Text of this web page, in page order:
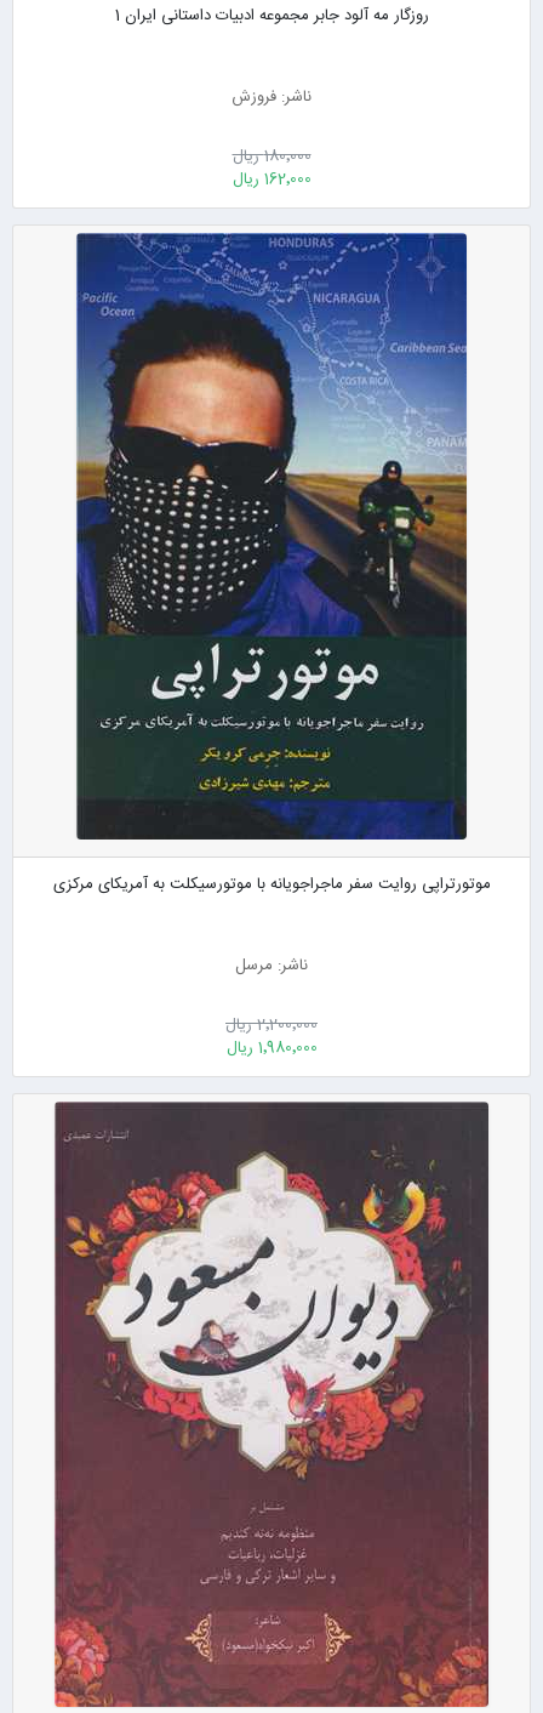
روزگار مه آلود جابر مجموعه ادبیات داستانی ایران 1
ناشر: فروزش
180٬000 ریال
162٬000 ریال
موتورتراپی روایت سفر ماجراجویانه با موتورسیکلت به آمریکای مرکزی
ناشر: مرسل
2٬200٬000 ریال
1٬980٬000 ریال